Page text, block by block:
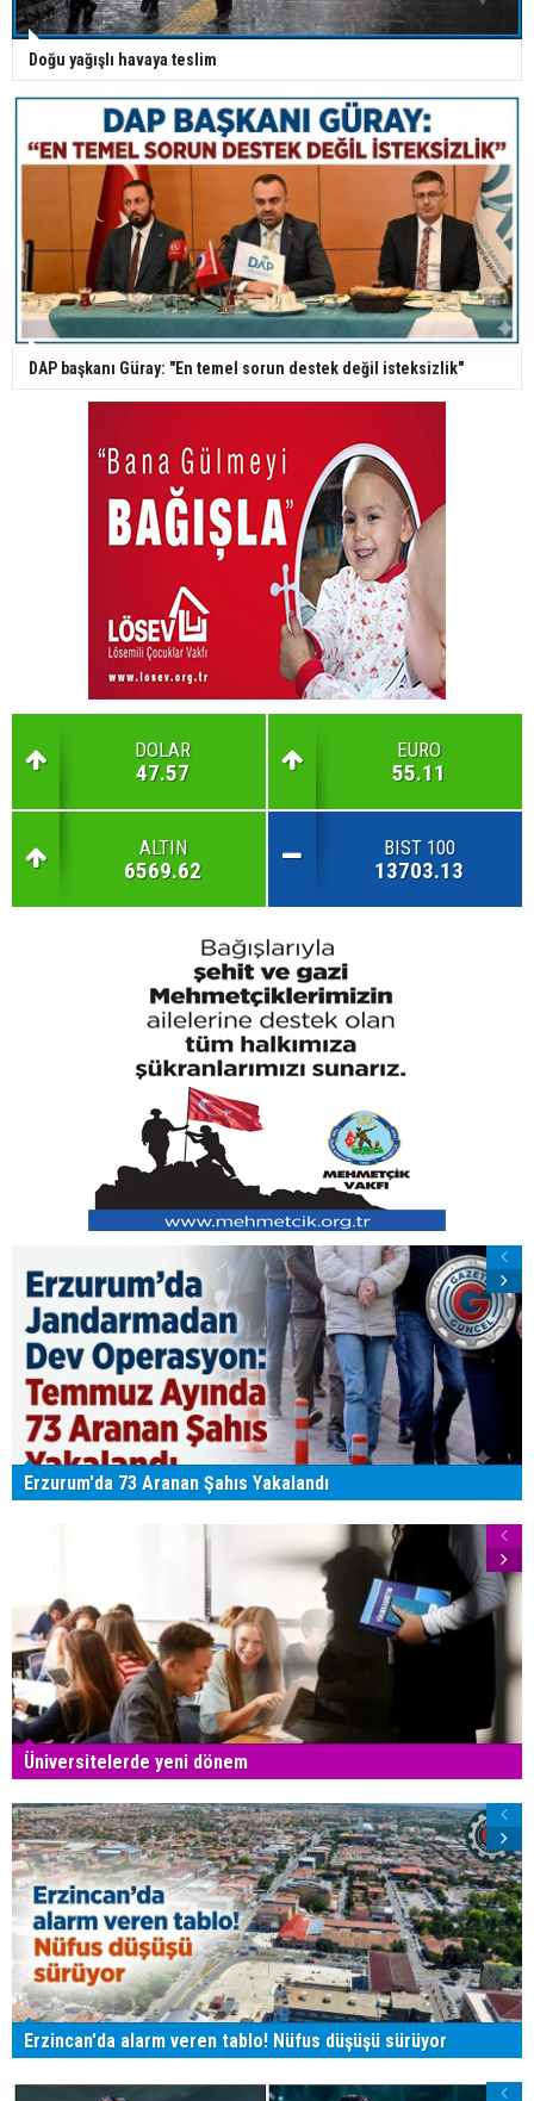
Doğu yağışlı havaya teslim
DAP başkanı Güray: "En temel sorun destek değil isteksizlik"
DOLAR
47.57
EURO
55.11
ALTIN
6569.62
BIST 100
13703.13
Erzurum'da 73 Aranan Şahıs Yakalandı
Üniversitelerde yeni dönem
Erzincan'da alarm veren tablo! Nüfus düşüşü sürüyor